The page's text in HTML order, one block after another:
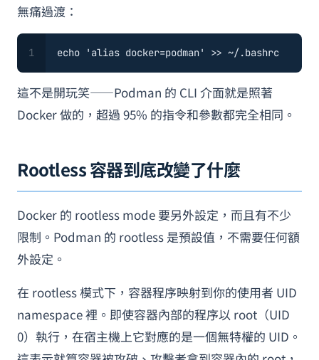
無痛過渡：
1 echo 'alias docker=podman' >> ~/.bashrc
這不是開玩笑——Podman 的 CLI 介面就是照著
Docker 做的，超過 95% 的指令和參數都完全相同。
Rootless 容器到底改變了什麼
Docker 的 rootless mode 要另外設定，而且有不少
限制。Podman 的 rootless 是預設值，不需要任何額
外設定。
在 rootless 模式下，容器程序映射到你的使用者 UID
namespace 裡。即使容器內部的程序以 root（UID
0）執行，在宿主機上它對應的是一個無特權的 UID。